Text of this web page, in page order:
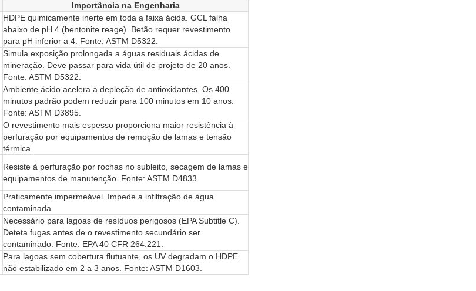
Importância na Engenharia
HDPE quimicamente inerte em toda a faixa ácida. GCL falha
abaixo de pH 4 (bentonite reage). Betão requer revestimento
para pH inferior a 4. Fonte: ASTM D5322.
Simula exposição prolongada a águas residuais ácidas de
mineração. Deve passar para vida útil de projeto de 20 anos.
Fonte: ASTM D5322.
Ambiente ácido acelera a depleção de antioxidantes. Os 400
minutos padrão podem reduzir para 100 minutos em 10 anos.
Fonte: ASTM D3895.
O revestimento mais espesso proporciona maior resistência à
perfuração por equipamentos de remoção de lamas e tensão
térmica.
Resiste à perfuração por rochas no subleito, secagem de lamas e
equipamentos de manutenção. Fonte: ASTM D4833.
Praticamente impermeável. Impede a infiltração de água
contaminada.
Necessário para lagoas de resíduos perigosos (EPA Subtitle C).
Deteta fugas antes de o revestimento secundário ser
contaminado. Fonte: EPA 40 CFR 264.221.
Para lagoas sem cobertura flutuante, os UV degradam o HDPE
não estabilizado em 2 a 3 anos. Fonte: ASTM D1603.